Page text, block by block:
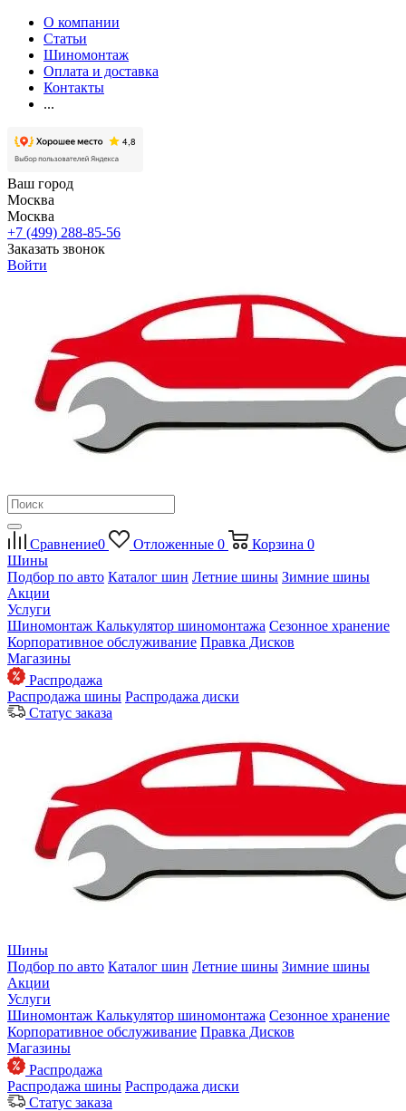
О компании
Статьи
Шиномонтаж
Оплата и доставка
Контакты
...
Ваш город
Москва
Москва
+7 (499) 288-85-56
Заказать звонок
Войти
Сравнение0 Отложенные 0 Корзина 0
Шины
Подбор по авто Каталог шин Летние шины Зимние шины
Акции
Услуги
Шиномонтаж Калькулятор шиномонтажа Сезонное хранение
Корпоративное обслуживание Правка Дисков
Магазины
Распродажа
Распродажа шины Распродажа диски
Статус заказа
Шины
Подбор по авто Каталог шин Летние шины Зимние шины
Акции
Услуги
Шиномонтаж Калькулятор шиномонтажа Сезонное хранение
Корпоративное обслуживание Правка Дисков
Магазины
Распродажа
Распродажа шины Распродажа диски
Статус заказа